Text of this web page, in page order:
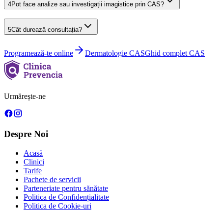
4Pot face analize sau investigații imagistice prin CAS?
5Cât durează consultația?
Programează-te online Dermatologie CASGhid complet CAS
Urmărește-ne
Despre Noi
Acasă
Clinici
Tarife
Pachete de servicii
Parteneriate pentru sănătate
Politica de Confidențialitate
Politica de Cookie-uri